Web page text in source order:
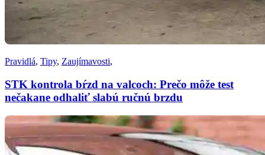
Pravidlá, Tipy, Zaujímavosti,
STK kontrola bŕzd na valcoch: Prečo môže test
nečakane odhaliť slabú ručnú brzdu